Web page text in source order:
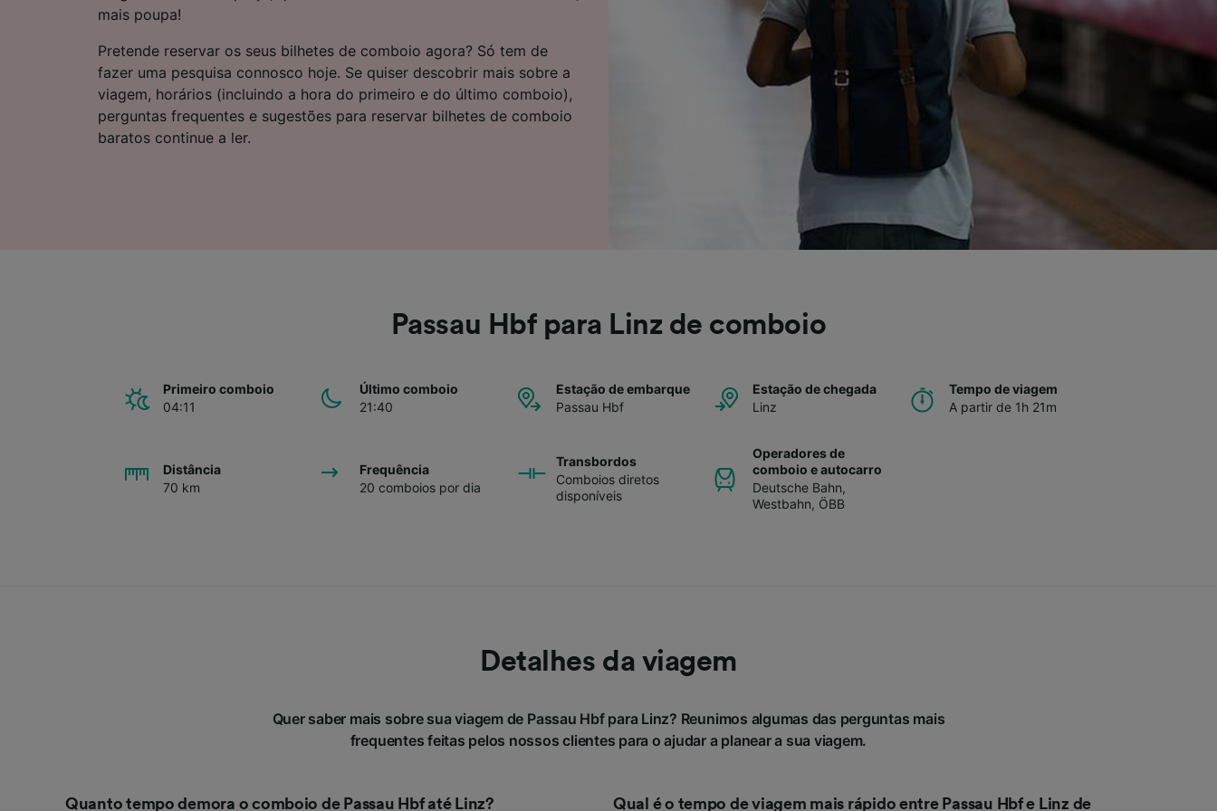
mais poupa!
Pretende reservar os seus bilhetes de comboio agora? Só tem de
fazer uma pesquisa connosco hoje. Se quiser descobrir mais sobre a
viagem, horários (incluindo a hora do primeiro e do último comboio),
perguntas frequentes e sugestões para reservar bilhetes de comboio
baratos continue a ler.
Passau Hbf para Linz de comboio
Primeiro comboio
04:11
Último comboio
21:40
Estação de embarque
Passau Hbf
Estação de chegada
Linz
Tempo de viagem
A partir de 1h 21m
Distância
70 km
Frequência
20 comboios por dia
Transbordos
Comboios diretos
disponíveis
Operadores de
comboio e autocarro
Deutsche Bahn,
Westbahn, ÖBB
Detalhes da viagem
Quer saber mais sobre sua viagem de Passau Hbf para Linz? Reunimos algumas das perguntas mais
frequentes feitas pelos nossos clientes para o ajudar a planear a sua viagem.
Quanto tempo demora o comboio de Passau Hbf até Linz? Qual é o tempo de viagem mais rápido entre Passau Hbf e Linz de